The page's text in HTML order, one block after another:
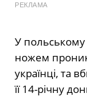
РЕКЛАМА
У польському
ножем
українці, та
її 14-річну